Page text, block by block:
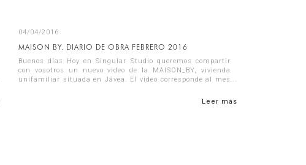
04/04/2016
MAISON BY. DIARIO DE OBRA FEBRERO 2016
Buenos días Hoy en Singular Studio queremos compartir
con vosotros un nuevo video de la MAISON_BY, vivienda
unifamiliar situada en Jávea. El video corresponde al mes
Leer más